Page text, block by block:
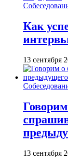
Как
13 сентября
13 сентября